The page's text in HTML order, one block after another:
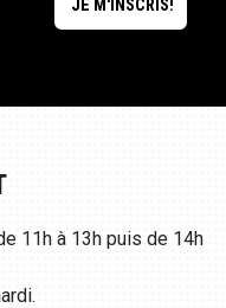
11h à 13h puis de 14h